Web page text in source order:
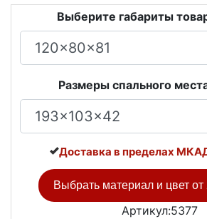
Выберите габариты
Размеры спального
Доставка в пределах
Выбрать материал и цвет от
Артикул:5377